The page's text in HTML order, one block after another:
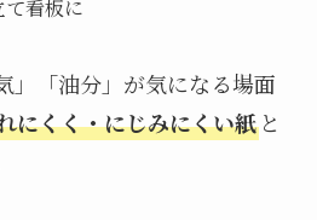
看板に
」「油分」が気になる場面
にくく・にじみにくい紙と